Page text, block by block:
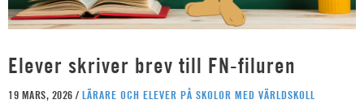
Elever skriver brev till FN-filuren
19 MARS, 2026 / LÄRARE OCH ELEVER PÅ SKOLOR MED VÄRLDSKOLL